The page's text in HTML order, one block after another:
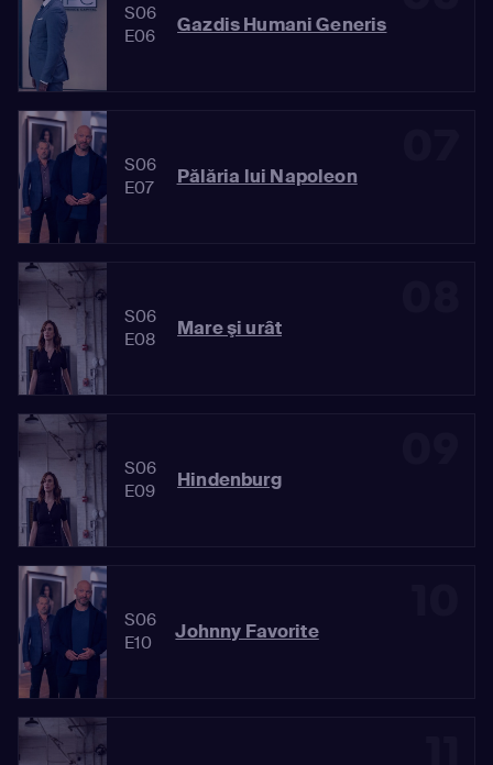
S06
E06
Gazdis Humani Generis
S06
E07
Pălăria lui Napoleon
S06
E08
Mare şi urât
S06
E09
Hindenburg
S06
E10
Johnny Favorite